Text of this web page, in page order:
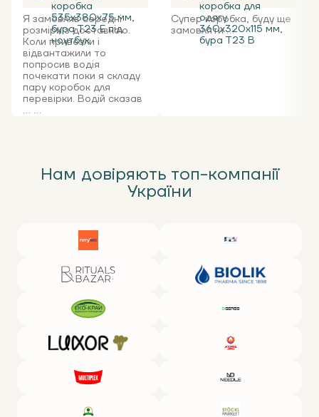
коробка
535x380x75 мм,
бура Т23 Е під
ноутбук
Я замовляв середні
розміри з доставкою.
Коли привезли і
відвантажили то
попросив водія
почекати поки я складу
пару коробок для
перевірки. Водій сказав
... ...
коробка для
одягу
360х320х115 мм,
бура Т23 В
Супер коробка, буду ще
замовляти ...
Нам довіряють топ-компанії
України